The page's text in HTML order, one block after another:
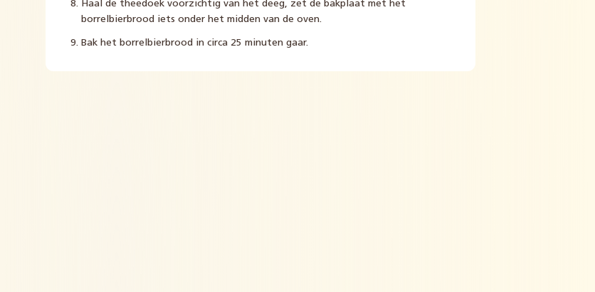
Haal de theedoek voorzichtig van het deeg, zet de bakplaat met het
borrelbierbrood iets onder het midden van de oven.
Bak het borrelbierbrood in circa 25 minuten gaar.